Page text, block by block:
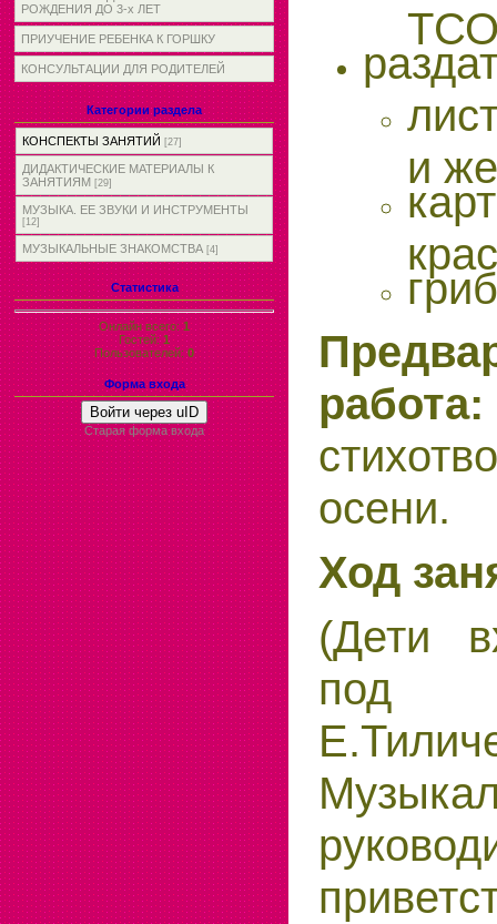
РОЖДЕНИЯ ДО 3-х ЛЕТ
ПРИУЧЕНИЕ РЕБЕНКА К ГОРШКУ
КОНСУЛЬТАЦИИ ДЛЯ РОДИТЕЛЕЙ
Категории раздела
КОНСПЕКТЫ ЗАНЯТИЙ [27]
ДИДАКТИЧЕСКИЕ МАТЕРИАЛЫ К
ЗАНЯТИЯМ [29]
МУЗЫКА. ЕЕ ЗВУКИ И ИНСТРУМЕНТЫ
[12]
МУЗЫКАЛЬНЫЕ ЗНАКОМСТВА [4]
Статистика
Онлайн всего:1
Гостей:1
Пользователей:0
Форма входа
Войти через uID
Старая форма входа
и
работа:
осени.
Ход
(Дети
под